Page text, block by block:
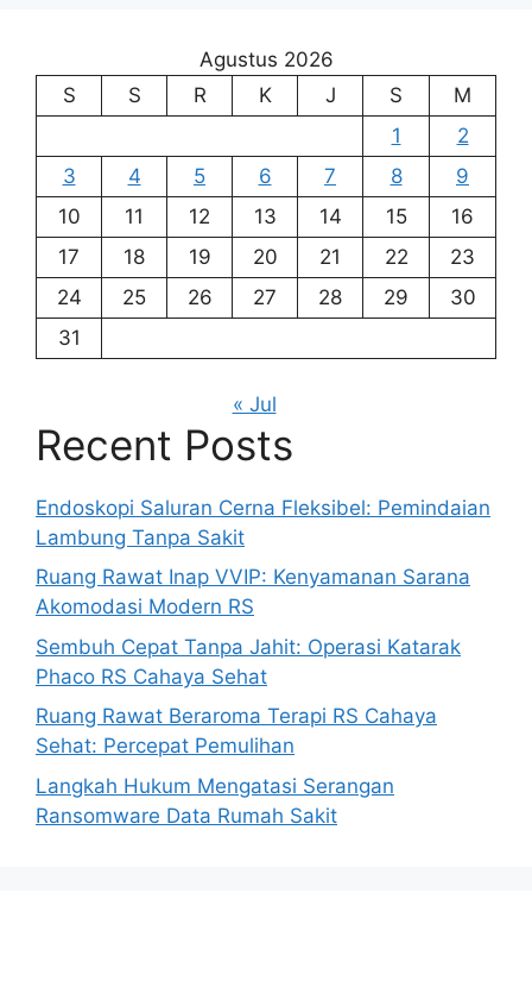
Agustus 2026
S
S R K J S
M
1
2
3
4 5 6 7 8
9
10
11 12 13 14 15
16
17
18 19 20 21 22
23
24
25 26 27 28 29
30
31
« Jul
Recent Posts
Endoskopi Saluran Cerna Fleksibel: Pemindaian
Lambung Tanpa Sakit
Ruang Rawat Inap VVIP: Kenyamanan Sarana
Akomodasi Modern RS
Sembuh Cepat Tanpa Jahit: Operasi Katarak
Phaco RS Cahaya Sehat
Ruang Rawat Beraroma Terapi RS Cahaya
Sehat: Percepat Pemulihan
Langkah Hukum Mengatasi Serangan
Ransomware Data Rumah Sakit